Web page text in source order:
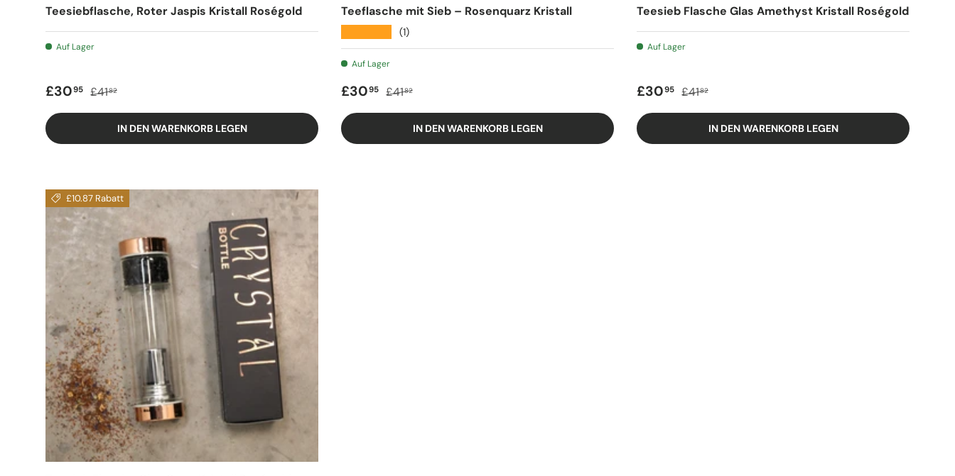
Teesiebflasche, Roter Jaspis Kristall Roségold
Auf Lager
Verkaufspreis
£3095 Regulärer Preis
£4182
IN DEN WARENKORB LEGEN
Teeflasche mit Sieb – Rosenquarz Kristall
(1)
Auf Lager
Verkaufspreis
£3095 Regulärer Preis
£4182
IN DEN WARENKORB LEGEN
Teesieb Flasche Glas Amethyst Kristall Roségold
Auf Lager
Verkaufspreis
£3095 Regulärer Preis
£4182
IN DEN WARENKORB LEGEN
£10.87 Rabatt